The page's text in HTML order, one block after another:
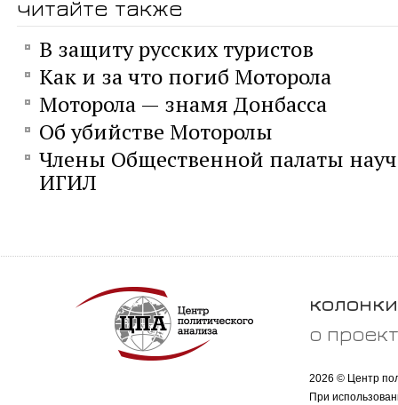
читайте также
В защиту русских туристов
Как и за что погиб Моторола
Моторола — знамя Донбасса
Об убийстве Моторолы
Члены Общественной палаты
ИГИЛ
колонки
о
2026 © Центр
При